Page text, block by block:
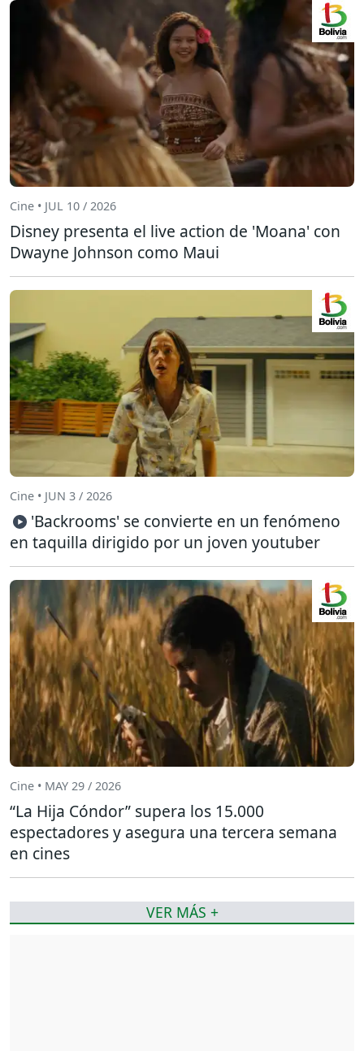
Cine • JUL 10 / 2026
Disney presenta el live action de 'Moana' con
Dwayne Johnson como Maui
Cine • JUN 3 / 2026
'Backrooms' se convierte en un fenómeno
en taquilla dirigido por un joven youtuber
Cine • MAY 29 / 2026
“La Hija Cóndor” supera los 15.000
espectadores y asegura una tercera semana
en cines
VER MÁS +